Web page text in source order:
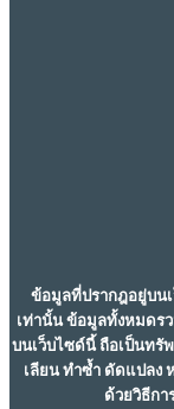
ข้อมูลที่ปรากฎอยู่บน
เท่านั้น ข้อมูลทั้งหมดร
บนเว็บไซด์นี้ ถือเป็นทรั
เลียน ทำซ้ำ ดัดแปลง
ด้วยวิธีกา